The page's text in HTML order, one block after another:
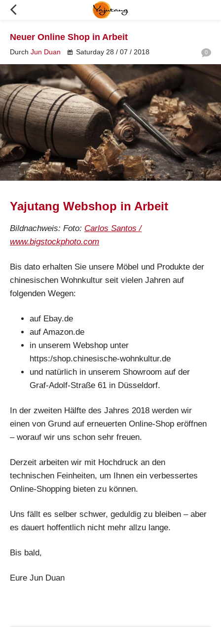
Neuer Online Shop in Arbeit
Durch Jun Duan Saturday 28 / 07 / 2018 0
Yajutang Webshop in Arbeit
Bildnachweis: Foto: Carlos Santos /
www.bigstockphoto.com
Bis dato erhalten Sie unsere Möbel und Produkte der
chinesischen Wohnkultur seit vielen Jahren auf
folgenden Wegen:
auf Ebay.de
auf Amazon.de
in unserem Webshop unter
https:/shop.chinesische-wohnkultur.de
und natürlich in unserem Showroom auf der
Graf-Adolf-Straße 61 in Düsseldorf.
In der zweiten Hälfte des Jahres 2018 werden wir
einen von Grund auf erneuerten Online-Shop eröffnen
– worauf wir uns schon sehr freuen.
Derzeit arbeiten wir mit Hochdruck an den
technischen Feinheiten, um Ihnen ein verbessertes
Online-Shopping bieten zu können.
Uns fällt es selber schwer, geduldig zu bleiben – aber
es dauert hoffentlich nicht mehr allzu lange.
Bis bald,
Eure Jun Duan